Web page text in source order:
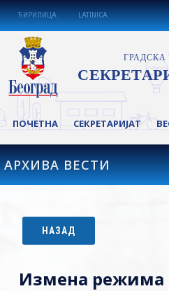
ЋИРИЛИЦА LATINICA
ПОЧЕТНА СЕКРЕТАРИЈАТ
АРХИВА ВЕСТИ
НАЗАД
Измена режима